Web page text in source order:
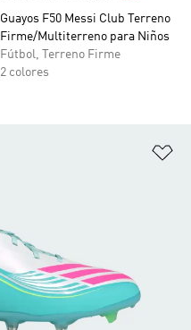
Guayos F50 Messi Club Terreno
Firme/Multiterreno para Niños
Fútbol, Terreno Firme
2 colores